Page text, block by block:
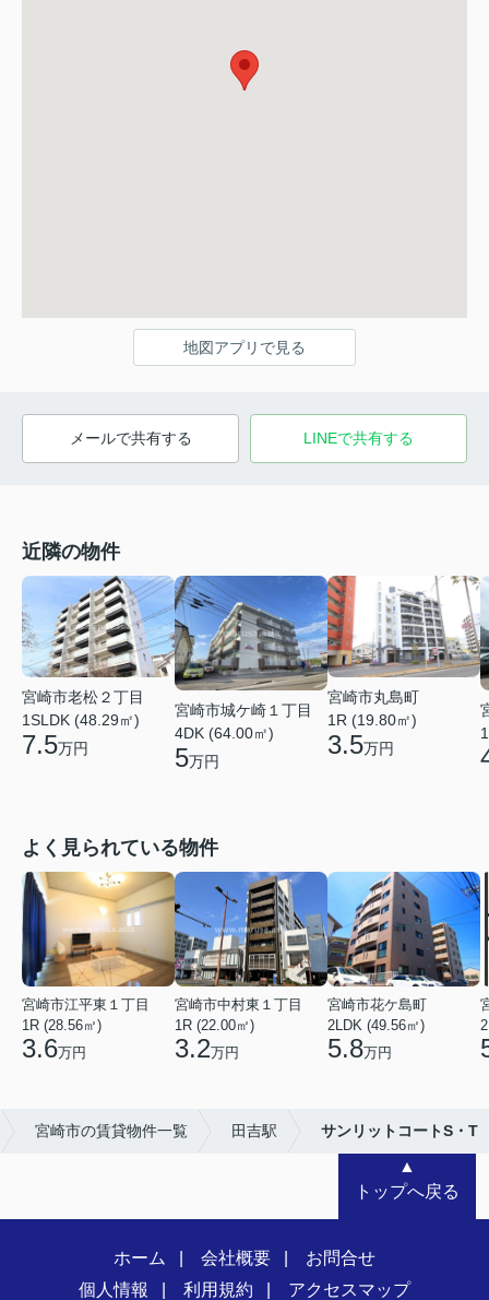
地図アプリで見る
メールで共有する LINEで共有する
近隣の物件
宮崎市老松２丁目
1SLDK (48.29㎡)
7.5万円
宮崎市城ケ崎１丁目
4DK (64.00㎡)
5万円
宮崎市丸島町
1R (19.80㎡)
3.5万円
よく見られている物件
宮崎市江平東１丁目
1R (28.56㎡)
3.6万円
宮崎市中村東１丁目
1R (22.00㎡)
3.2万円
宮崎市花ケ島町
2LDK (49.56㎡)
5.8万円
宮崎市の賃貸物件一覧 田吉駅 サンリットコートS・T
▲
トップへ戻る
ホーム 会社概要
お問合せ
個人情報
利用規約 アクセスマップ